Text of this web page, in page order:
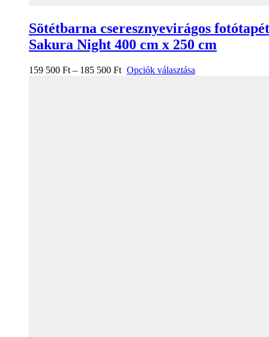
Sötétbarna cseresznyevirágos
Sakura Night 400 cm x 250 cm
159 500 Ft – 185 500 Ft Opciók választása